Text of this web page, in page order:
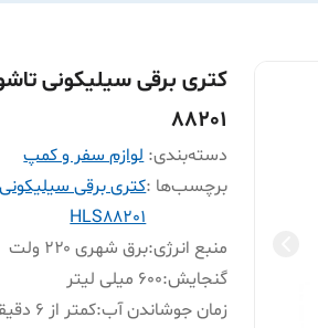
88201
دسته‌بندی:لوازم سفر و کمپ
برچسب‌ها :کتری برقی
HLS88201
منبع انرژی:برق شهری ۲۲۰ ولت
گنجایش:۶۰۰ میلی لیتر
زمان جوشاندن آب:کمتر از ۶ دقیقه